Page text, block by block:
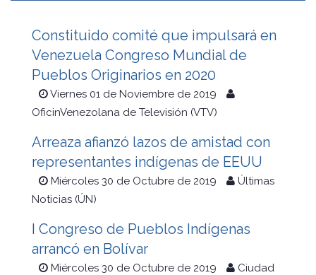
Constituido comité que impulsará en
Venezuela Congreso Mundial de
Pueblos Originarios en 2020
Viernes 01 de Noviembre de 2019
OficinVenezolana de Televisión (VTV)
Arreaza afianzó lazos de amistad con
representantes indígenas de EEUU
Miércoles 30 de Octubre de 2019
Últimas
Noticias (ÚN)
I Congreso de Pueblos Indígenas
arrancó en Bolívar
Miércoles 30 de Octubre de 2019
Ciudad